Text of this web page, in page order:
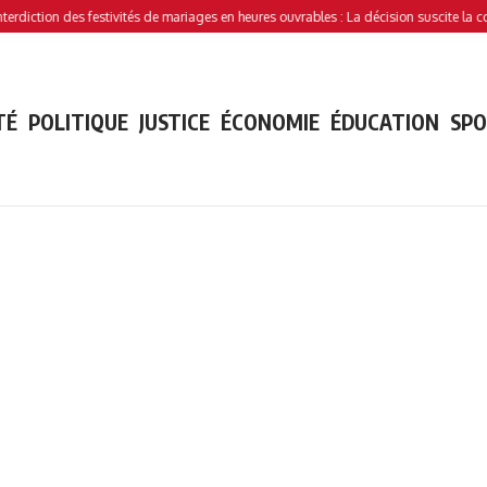
des festivités de mariages en heures ouvrables : La décision suscite la
POLITIQUE JUSTICE ÉCONOMIE ÉDUCATION